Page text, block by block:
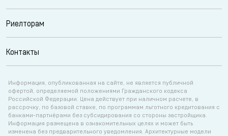
Риелторам
Контакты
Информация, опубликованная на сайте, не является публичной
офертой, определяемой положениями Гражданского кодекса
Российской Федерации. Цена действует при наличном расчете, в
рассрочку, по базовой ставке, по программам льготного кредитования с
банками-партнёрами без субсидирования со стороны застройщика.
Информация размещена в ознакомительных целях и может быть
изменена без предварительного уведомления. Архитектурные модели